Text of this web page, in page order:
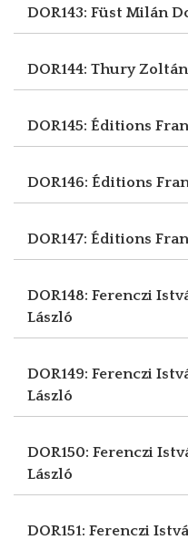
DOR143: Füst Milán
DOR144: Thury Zoltán
DOR145: Éditions
DOR146: Éditions
DOR147: Éditions
DOR148: Ferenczi
László
DOR149: Ferenczi
László
DOR150: Ferenczi
László
DOR151: Ferenczi